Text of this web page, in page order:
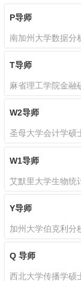
P导师
南加州大学数据分
T导师
麻省理工学院金融
W2导师
圣母大学会计学硕
W1导师
艾默里大学生物统
Y导师
加州大学伯克利分
Q 导师
西北大学传播学硕